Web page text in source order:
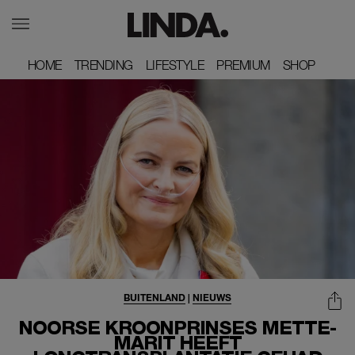
HOME
HOME TRENDING
TRENDING LIFESTYLE
LIFESTYLE PREMIUM
PREMIUM SHOP
SHOP
NOORSE KROONPRINSES METTE-
MARIT HEEFT
BUITENLAND | NIEUWS